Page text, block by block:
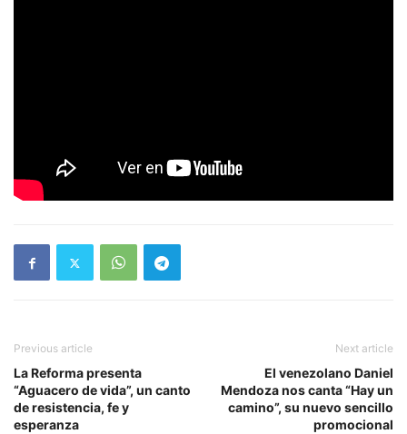
Previous article
La Reforma presenta
“Aguacero de vida”, un canto
de resistencia, fe y
esperanza
Next article
El venezolano Daniel
Mendoza nos canta “Hay un
camino”, su nuevo sencillo
promocional